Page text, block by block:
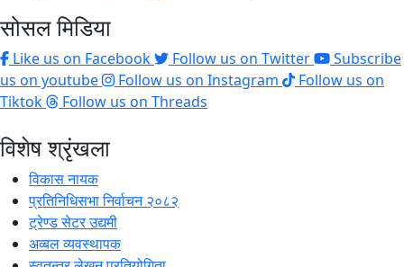
सोसल मिडिया
Like us on Facebook Follow us on Twitter
Subscribe
us on youtube
Follow us on Instagram
Follow us on
Tiktok
Follow us on Threads
विशेष श्रृंखला
विकास नायक
प्रतिनिधिसभा निर्वाचन २०८२
ट्रेण्ड सेटर उद्यमी
अव्बल व्यवस्थापक